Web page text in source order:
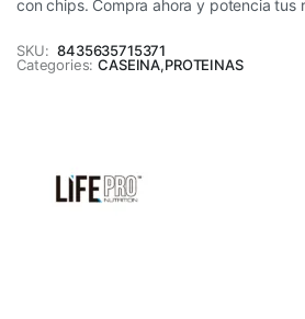
con chips. Compra ahora y potencia tus
SKU: 8435635715371
Categories: CASEINA,PROTEINAS